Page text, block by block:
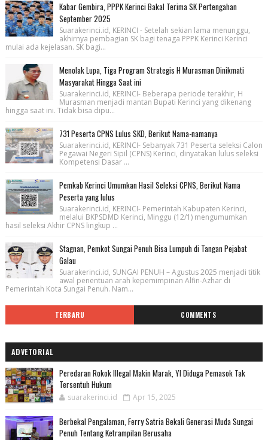
Kabar Gembira, PPPK Kerinci Bakal Terima SK Pertengahan
September 2025
Suarakerinci.id, KERINCI - Setelah sekian lama menunggu,
akhirnya pembagian SK bagi tenaga PPPK Kerinci Kerinci
mulai ada kejelasan. SK bagi...
Menolak Lupa, Tiga Program Strategis H Murasman Dinikmati
Masyarakat Hingga Saat ini
Suarakerinci.id, KERINCI- Beberapa periode terakhir, H
Murasman menjadi mantan Bupati Kerinci yang dikenang
hingga saat ini. Tidak bisa dipu...
731 Peserta CPNS Lulus SKD, Berikut Nama-namanya
Suarakerinci.id, KERINCI- Sebanyak 731 Peserta seleksi Calon
Pegawai Negeri Sipil (CPNS) Kerinci, dinyatakan lulus seleksi
Kompetensi Dasar ...
Pemkab Kerinci Umumkan Hasil Seleksi CPNS, Berikut Nama
Peserta yang lulus
Suarakerinci.id, KERINCI- Pemerintah Kabupaten Kerinci,
melalui BKPSDMD Kerinci, Minggu (12/1) mengumumkan
hasil seleksi Akhir CPNS lingkup ...
Stagnan, Pemkot Sungai Penuh Bisa Lumpuh di Tangan Pejabat
Galau
Suarakerinci.id, SUNGAI PENUH – Agustus 2025 menjadi titik
awal penentuan arah kepemimpinan Alfin-Azhar di
Pemerintah Kota Sungai Penuh. Nam...
TERBARU COMMENTS
ADVETORIAL
Peredaran Rokok Illegal Makin Marak, YI Diduga Pemasok Tak
Tersentuh Hukum
suarakerinci.id Apr 15, 2025
Berbekal Pengalaman, Ferry Satria Bekali Generasi Muda Sungai
Penuh Tentang Ketrampilan Berusaha